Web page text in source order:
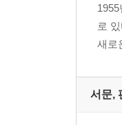
18장 곡
로
새로
서문,